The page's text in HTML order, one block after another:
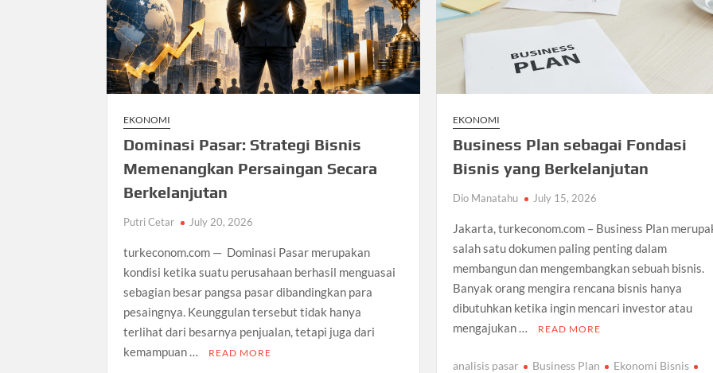
EKONOMI
Dominasi Pasar: Strategi Bisnis
Memenangkan Persaingan Secara
Berkelanjutan
Putri Cetar July 20, 2026
turkeconom.com — Dominasi Pasar merupakan
kondisi ketika suatu perusahaan berhasil menguasai
sebagian besar pangsa pasar dibandingkan para
pesaingnya. Keunggulan tersebut tidak hanya
terlihat dari besarnya penjualan, tetapi juga dari
kemampuan …
READ MORE
EKONOMI
Business Plan sebagai Fondasi
Bisnis yang Berkelanjutan
Dio Manatahu July 15, 2026
Jakarta, turkeconom.com – Business Plan
salah satu dokumen paling penting dalam
membangun dan mengembangkan sebuah bisnis.
Banyak orang mengira rencana bisnis hanya
dibutuhkan ketika ingin mencari investor atau
mengajukan …
READ MORE
analisis pasar Business Plan
Ekonomi Bisnis